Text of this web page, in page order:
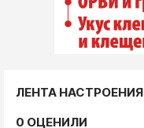
ЛЕНТА НАСТРОЕНИЯ
0 ОЦЕНИЛИ